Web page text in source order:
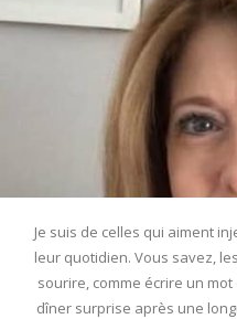
Je suis de celles qui aiment
leur quotidien. Vous savez,
sourire, comme écrire un
dîner surprise après une